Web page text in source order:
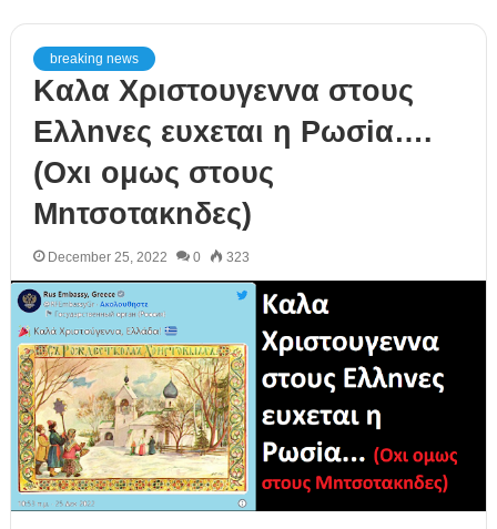
breaking news
Kαλα Xριστoυγεvvα στoυς
Eλλnvες ευxεται η Pωσiα….
(Οxι oμως στoυς
Mnτσoτακnδες)
December 25, 2022 0 323